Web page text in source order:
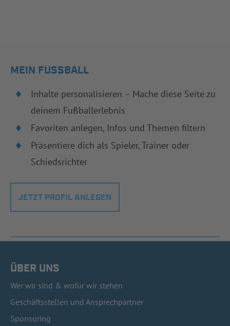
MEIN FUSSBALL
Inhalte personalisieren – Mache diese Seite zu
deinem Fußballerlebnis
Favoriten anlegen, Infos und Themen filtern
Präsentiere dich als Spieler, Trainer oder
Schiedsrichter
JETZT PROFIL ANLEGEN
ÜBER UNS
Wer wir sind & wofür wir stehen
Geschäftsstellen und Ansprechpartner
Sponsoring